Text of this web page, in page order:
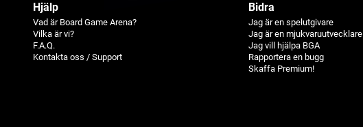
Hjälp
Vad är Board Game Arena?
Vilka är vi?
F.A.Q.
Kontakta oss / Support
Bidra
Jag är en spelutgivare
Jag är en mjukvaruutvecklare
Jag vill hjälpa BGA
Rapportera en bugg
Skaffa Premium!